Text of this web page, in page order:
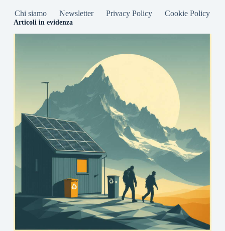
Chi siamo Newsletter Privacy Policy Cookie Policy
Articoli in evidenza